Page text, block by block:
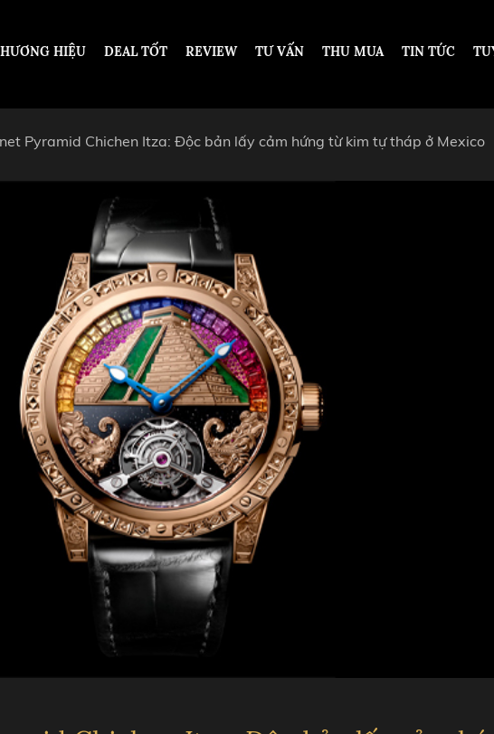
HIỆU
PAUL DESIGN
HUBLOT
AUDEMARS PIGUET
CHOPARD
CARTIER
PIAGET
CHANEL
DƯỚI 200 TRIỆU VNĐ
DEAL TỐT REVIEW TƯ VẤN THU MUA TIN TỨC
Pyramid Chichen Itza: Độc bản lấy cảm hứng từ kim tự tháp ở Mexico